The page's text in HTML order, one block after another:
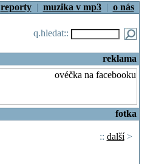
reporty| muzika v mp3| o nás
q.hledat::
reklama
fotka
:: další>